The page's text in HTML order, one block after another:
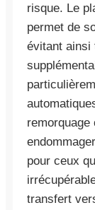
risque. Le
permet de
évitant ainsi
pour ceux
transfert